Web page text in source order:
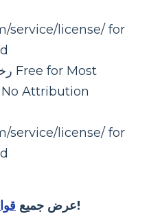
service/license/ for
Attribution
service/license/ for
عرض جميع!